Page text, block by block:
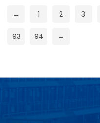
← 1 2 3
93 94 →